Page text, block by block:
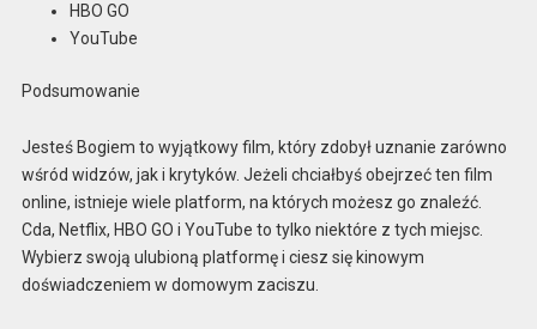
HBO GO
YouTube
Podsumowanie
Jesteś Bogiem to wyjątkowy film, który zdobył uznanie zarówno
wśród widzów, jak i krytyków. Jeżeli chciałbyś obejrzeć ten film
online, istnieje wiele platform, na których możesz go znaleźć.
Cda, Netflix, HBO GO i YouTube to tylko niektóre z tych miejsc.
Wybierz swoją ulubioną platformę i ciesz się kinowym
doświadczeniem w domowym zaciszu.